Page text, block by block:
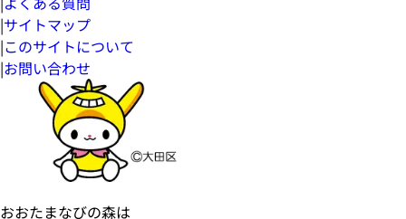
|サイトマップ
|このサイトについて
|お問い合わせ
おおたまなびの森は